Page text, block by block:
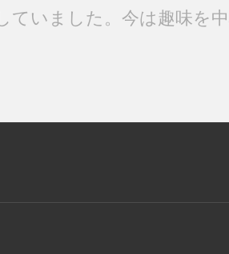
ていました。今は趣味を